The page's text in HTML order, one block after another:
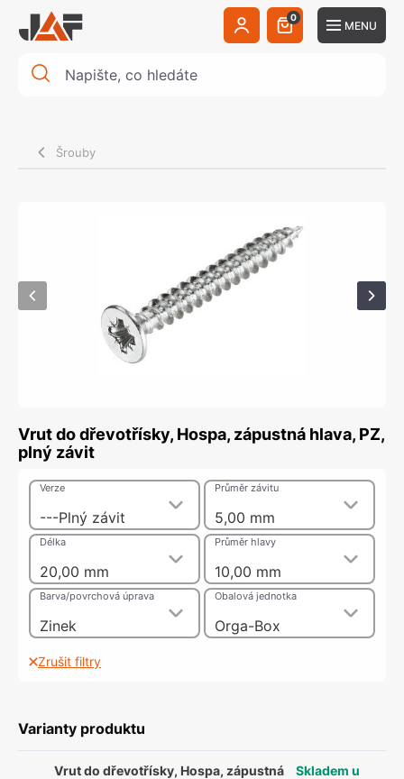
0
MENU
Šrouby
Vrut do dřevotřísky, Hospa, zápustná hlava, PZ,
plný závit
---Plný závit
Verze
5,00 mm
Průměr závitu
20,00 mm
Délka
10,00 mm
Průměr hlavy
Zinek
Barva/povrchová úprava
Orga-Box
Obalová jednotka
Zrušit filtry
Varianty produktu
Vrut do dřevotřísky, Hospa, zápustná
Skladem u